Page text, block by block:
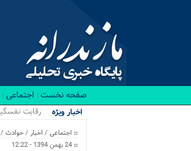
صفحه نخست اجتماعی
اخبار ویژه .
اجتماعی / اخبار /حوادث /
24 بهمن 1394 - 12:22